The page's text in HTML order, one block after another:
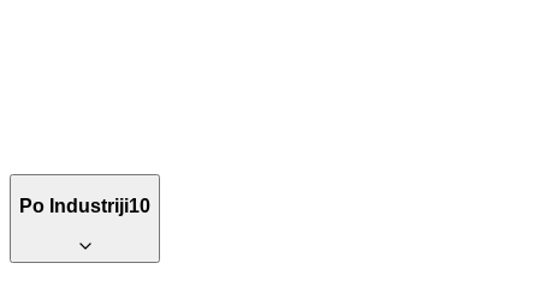
Po Industriji10